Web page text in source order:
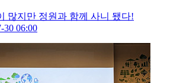
많지만 정원과 함께 사니 됐다!
30 06:00